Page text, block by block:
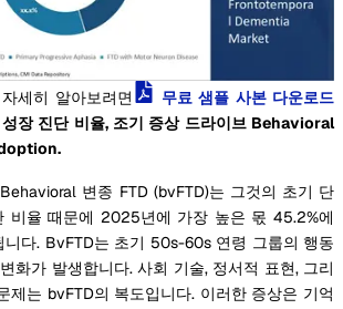
세히 알아보려면
무료 샘플 사본 다운로드
장 진단 비율, 조기 증상 드라이브 Behavioral
변종 FTD (bvFTD)는 그것의 초기 단
비율 때문에 2025년에 가장 높은 몫 45.2%에
니다. BvFTD는 초기 50s-60s 연령 그룹의 행동
화가 발생합니다. 사회 기술, 정서적 표현, 그리
제는 bvFTD의 복도입니다. 이러한 증상은 기억